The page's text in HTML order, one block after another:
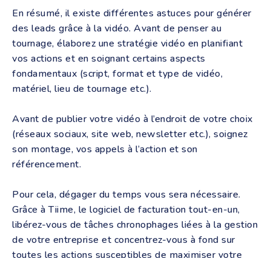
En résumé, il existe différentes astuces pour générer
des leads grâce à la vidéo. Avant de penser au
tournage, élaborez une stratégie vidéo en planifiant
vos actions et en soignant certains aspects
fondamentaux (script, format et type de vidéo,
matériel, lieu de tournage etc.).
Avant de publier votre vidéo à l’endroit de votre choix
(réseaux sociaux, site web, newsletter etc.), soignez
son montage, vos appels à l’action et son
référencement.
Pour cela, dégager du temps vous sera nécessaire.
Grâce à Tiime, le logiciel de facturation tout-en-un,
libérez-vous de tâches chronophages liées à la gestion
de votre entreprise et concentrez-vous à fond sur
toutes les actions susceptibles de maximiser votre